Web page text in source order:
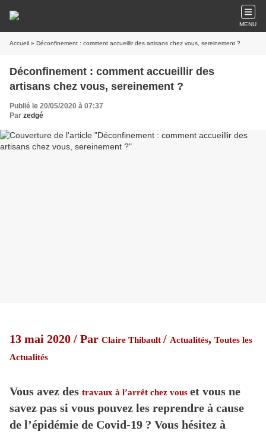
MENU
Accueil » Déconfinement : comment accueillir des artisans chez vous, sereinement ?
Déconfinement : comment accueillir des
artisans chez vous, sereinement ?
Publié le 20/05/2020 à 07:37
Par zedgé
13 mai 2020 / Par Claire Thibault / Actualités, Toutes les
Actualités
Vous avez des travaux à l’arrêt chez vous et vous ne
savez pas si vous pouvez les reprendre à cause
de l’épidémie de Covid-19 ? Vous hésitez à